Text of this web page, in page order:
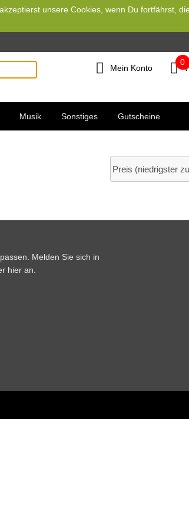
unsere Cookies, wenn Du fortfährst,
Mein Konto
0
Musik Sonstiges Gutscheine
Melden Sie sich in
hier an.